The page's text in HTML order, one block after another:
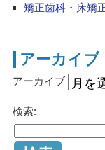
矯正歯科・床矯
アーカイブ
アーカイブ
検索: